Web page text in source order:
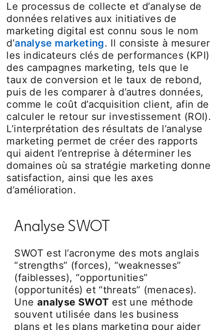
Le processus de collecte et d’analyse de
données relatives aux initiatives de
marketing digital est connu sous le nom
d’analyse marketing. Il consiste à mesurer
les indicateurs clés de performances (KPI)
des campagnes marketing, tels que le
taux de conversion et le taux de rebond,
puis de les comparer à d’autres données,
comme le coût d’acquisition client, afin de
calculer le retour sur investissement (ROI).
L’interprétation des résultats de l’analyse
marketing permet de créer des rapports
qui aident l’entreprise à déterminer les
domaines où sa stratégie marketing donne
satisfaction, ainsi que les axes
d’amélioration.
Analyse SWOT
SWOT est l’acronyme des mots anglais
“strengths” (forces), “weaknesses”
(faiblesses), “opportunities”
(opportunités) et “threats” (menaces).
Une analyse SWOT est une méthode
souvent utilisée dans les business
plans et les plans marketing pour aider